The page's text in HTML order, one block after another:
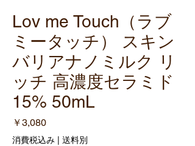
Lov me Touch（ラブ
ミータッチ） スキン
バリアナノミルク リ
ッチ 高濃度セラミド
15% 50mL
￥3,080価
格
消費税込み 送料別